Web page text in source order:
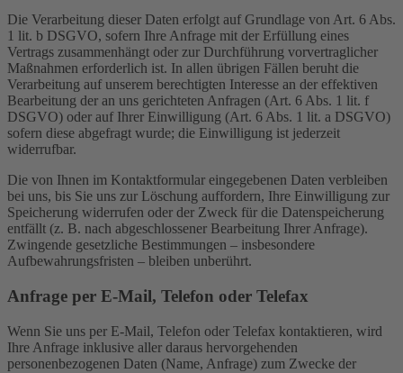
Die Verarbeitung dieser Daten erfolgt auf Grundlage von Art. 6 Abs.
1 lit. b DSGVO, sofern Ihre Anfrage mit der Erfüllung eines
Vertrags zusammenhängt oder zur Durchführung vorvertraglicher
Maßnahmen erforderlich ist. In allen übrigen Fällen beruht die
Verarbeitung auf unserem berechtigten Interesse an der effektiven
Bearbeitung der an uns gerichteten Anfragen (Art. 6 Abs. 1 lit. f
DSGVO) oder auf Ihrer Einwilligung (Art. 6 Abs. 1 lit. a DSGVO)
sofern diese abgefragt wurde; die Einwilligung ist jederzeit
widerrufbar.
Die von Ihnen im Kontaktformular eingegebenen Daten verbleiben
bei uns, bis Sie uns zur Löschung auffordern, Ihre Einwilligung zur
Speicherung widerrufen oder der Zweck für die Datenspeicherung
entfällt (z. B. nach abgeschlossener Bearbeitung Ihrer Anfrage).
Zwingende gesetzliche Bestimmungen – insbesondere
Aufbewahrungsfristen – bleiben unberührt.
Anfrage per E-Mail, Telefon oder Telefax
Wenn Sie uns per E-Mail, Telefon oder Telefax kontaktieren, wird
Ihre Anfrage inklusive aller daraus hervorgehenden
personenbezogenen Daten (Name, Anfrage) zum Zwecke der